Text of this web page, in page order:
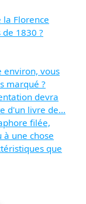
Florence
1830 ?
environ, vous
marqué ?
devra
d'un livre de...
filée,
une chose
que